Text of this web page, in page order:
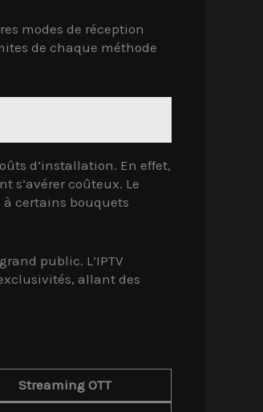
modes de réception
de chaque méthode
d’installation. En effet,
s’avérer coûteux. Le
à certains bouquets
public. L’IPTV
allant des
Streaming OTT